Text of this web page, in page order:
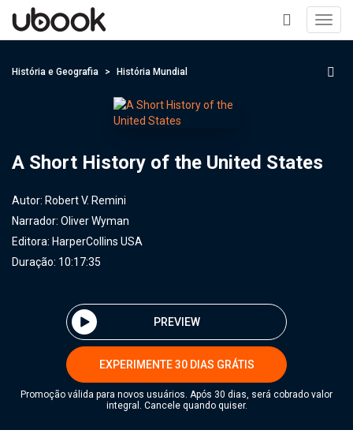
+
História e Geografia História Mundial
A Short History of the United States
Autor: Robert V. Remini
Narrador: Oliver Wyman
Editora: HarperCollins USA
Duração: 10:17:35
PREVIEW
EXPERIMENTE 30 DIAS GRÁTIS
Promoção válida para novos usuários. Após 30 dias, será cobrado valor
integral. Cancele quando quiser.